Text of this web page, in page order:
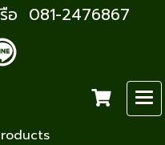
อ 081-2476867